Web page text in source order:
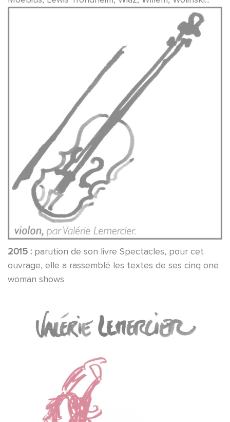
2015 : parution de son livre Spectacles, pour cet
ouvrage, elle a rassemblé les textes de ses cinq one
woman shows